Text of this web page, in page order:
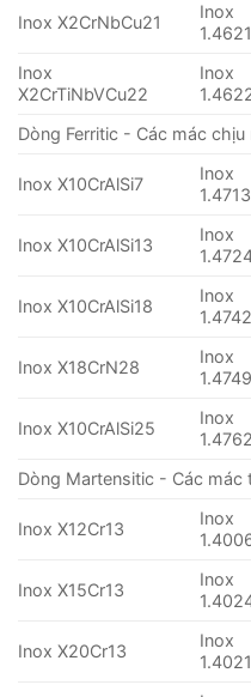
Inox X2CrNbCu21
Inox
1.4621
Inox
X2CrTiNbVCu22
Inox
Dòng Ferritic - Các mác chịu
Inox X10CrAlSi7
Inox
1.4713
Inox X10CrAlSi13
Inox
Inox X10CrAlSi18
Inox
1.4742
Inox X18CrN28
Inox
1.4749
Inox X10CrAlSi25
Inox
1.4762
Dòng Martensitic - Các mác
Inox X12Cr13
Inox
Inox X15Cr13
Inox
Inox X20Cr13
Inox
1.4021